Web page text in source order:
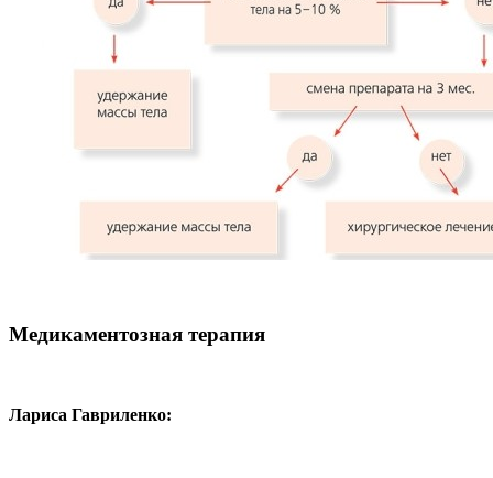
Медикаментозная терапия
Лариса Гавриленко: